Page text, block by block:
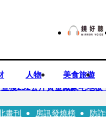
人物 美食旅遊
獲232公斤黃金藏豪宅地板
畫刊 房訊發燒榜 防